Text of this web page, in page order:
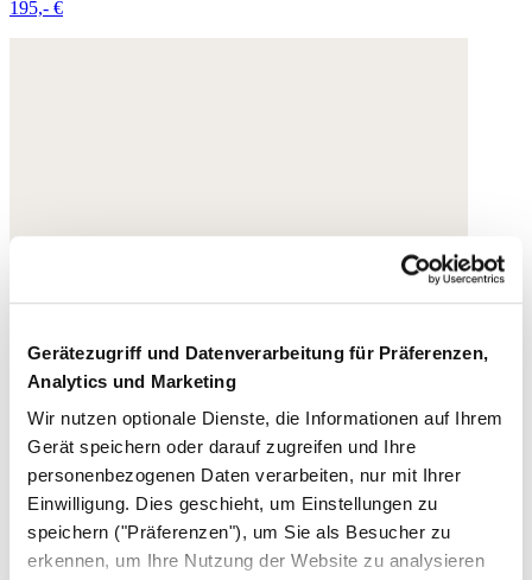
Gerätezugriff und Datenverarbeitung für Präferenzen,
Analytics und Marketing
Wir nutzen optionale Dienste, die Informationen auf Ihrem
Gerät speichern oder darauf zugreifen und Ihre
personenbezogenen Daten verarbeiten, nur mit Ihrer
Einwilligung. Dies geschieht, um Einstellungen zu
speichern ("Präferenzen"), um Sie als Besucher zu
erkennen, um Ihre Nutzung der Website zu analysieren
195,- €